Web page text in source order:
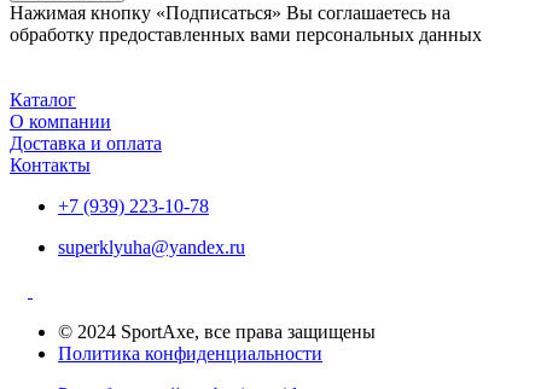
Нажимая кнопку «Подписаться» Вы соглашаетесь на
обработку предоставленных вами персональных данных
Каталог
О компании
Доставка и оплата
Контакты
+7 (939) 223-10-78
superklyuha@yandex.ru
© 2024 SportAxe, все права защищены
Политика конфиденциальности